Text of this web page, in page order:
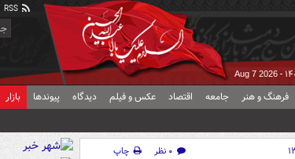
Aug 7 2026
فرهنگ و هنر جامعه اقتصاد عکس و فیلم دیدگاه پیوندها بازار
۰ نظر
چاپ